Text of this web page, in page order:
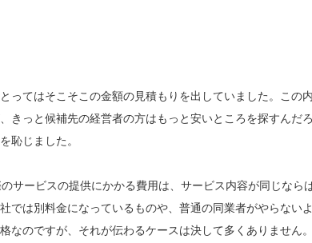
てはそこそこの金額の見積もりを出していました。この
きっと候補先の経営者の方はもっと安いところを探すんだ
恥じました。
サービスの提供にかかる費用は、サービス内容が同じなら
では別料金になっているものや、普通の同業者がやらない
なのですが、それが伝わるケースは決して多くありません